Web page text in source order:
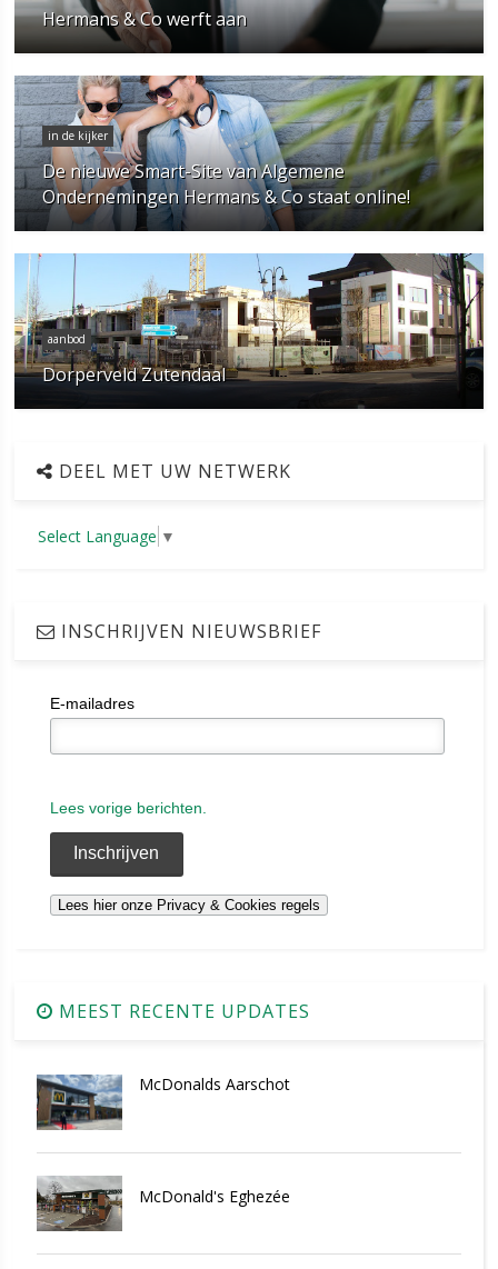
Hermans & Co werft aan
in de kijker
De nieuwe Smart-Site van Algemene
Ondernemingen Hermans & Co staat online!
aanbod
Dorperveld Zutendaal
DEEL MET UW NETWERK
Select Language ▼
INSCHRIJVEN NIEUWSBRIEF
E-mailadres
Lees vorige berichten.
MEEST RECENTE UPDATES
McDonalds Aarschot
McDonald's Eghezée